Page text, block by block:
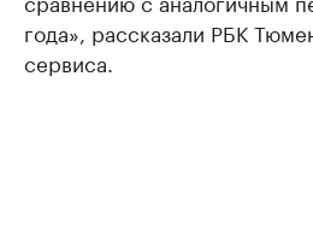
года», рассказали РБК
сервиса.